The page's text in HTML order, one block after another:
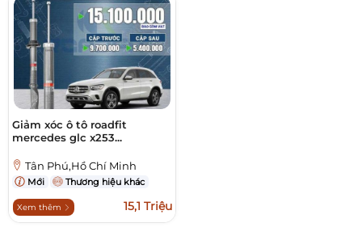
Giảm xóc ô tô roadfit
mercedes glc x253...
Tân Phú,Hồ Chí Minh
Mới Thương hiệu khác
Xem thêm 15,1 Triệu